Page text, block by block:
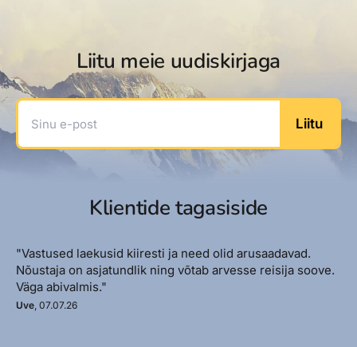
Liitu meie uudiskirjaga
Sinu e-post
Liitu
Klientide tagasiside
"Vastused laekusid kiiresti ja need olid arusaadavad.
Nõustaja on asjatundlik ning võtab arvesse reisija soove.
Väga abivalmis."
Uve, 07.07.26